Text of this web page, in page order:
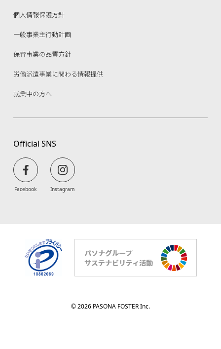
Official SNS
Facebook Instagram
個人情報保護方針
一般事業主行動計画
保育事業の品質方針
労働派遣事業に関わる情報提供
就業中の方へ
© 2026 PASONA FOSTER Inc.